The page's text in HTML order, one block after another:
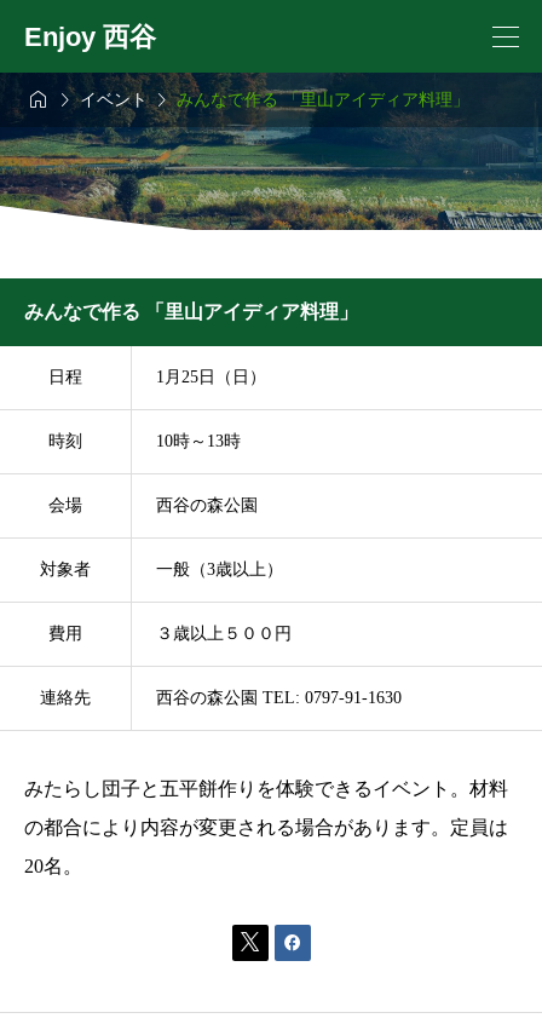
Enjoy 西谷
 イベントみんなで作る 「里山アイディア料理」
みんなで作る 「里山アイディア料理」
日程 1月25日（日）
時刻 10時～13時
会場 西谷の森公園
対象者 一般（3歳以上）
費用 ３歳以上５００円
連絡先 西谷の森公園 TEL: 0797-91-1630
みたらし団子と五平餅作りを体験できるイベント。材料
の都合により内容が変更される場合があります。定員は
20名。
 